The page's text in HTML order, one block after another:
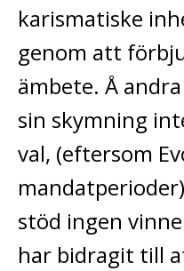
karismatiske
genom att
ämbete. Å
sin skymning
val, (eftersom
stöd ingen
har bidragit till